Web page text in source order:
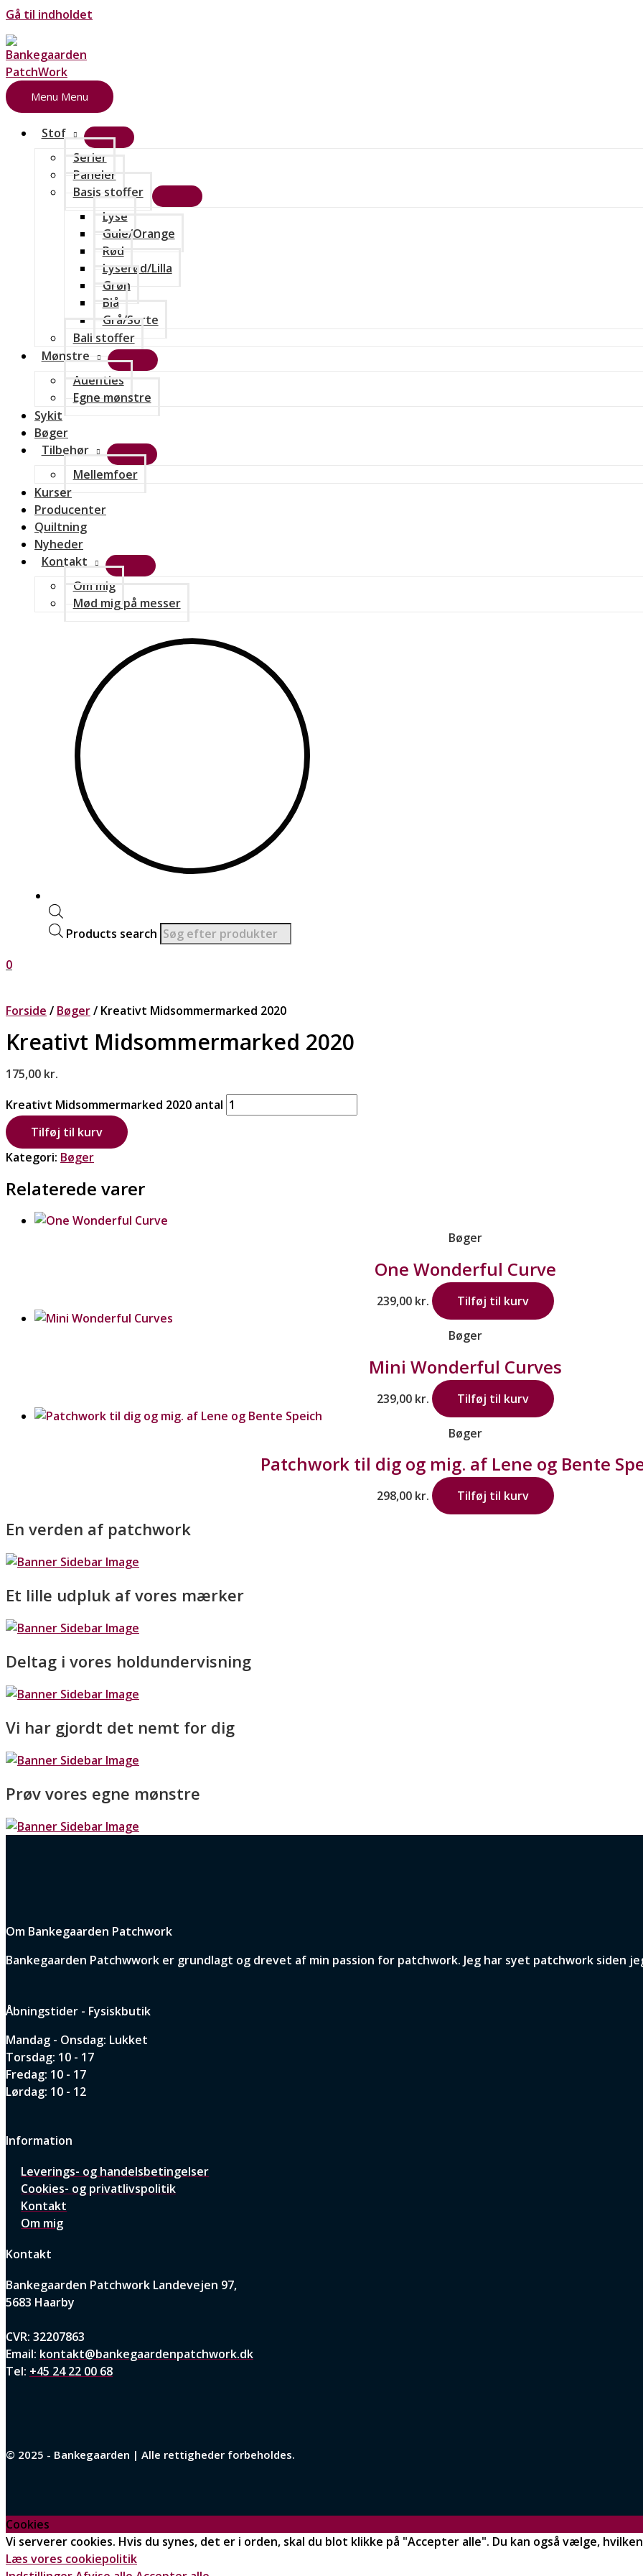
Gå til indholdet
Menu Menu
Stof
Serier
Paneler
Basis stoffer
Lyse
Gule/Orange
Rød
Lyserød/Lilla
Grøn
Blå
Grå/Sorte
Bali stoffer
Mønstre
Auenties
Egne mønstre
Sykit
Bøger
Tilbehør
Mellemfoer
Kurser
Producenter
Quiltning
Nyheder
Kontakt
Om mig
Mød mig på messer
Products search
0
Forside / Bøger/ Kreativt Midsommermarked 2020
Kreativt Midsommermarked 2020
175,00 kr.
Kreativt Midsommermarked 2020 antal
Tilføj til kurv
Kategori: Bøger
Relaterede varer
Bøger
One Wonderful Curve
239,00 kr. Tilføj til kurv
Bøger
Mini Wonderful Curves
239,00 kr. Tilføj til kurv
Bøger
Patchwork til dig og mig. af Lene og Bente
298,00 kr. Tilføj til kurv
En verden af patchwork
Et lille udpluk af vores mærker
Deltag i vores holdundervisning
Vi har gjordt det nemt for dig
Prøv vores egne mønstre
Om Bankegaarden Patchwork
Bankegaarden Patchwwork er grundlagt og drevet af min passion for patchwork. Jeg har syet patchwork siden
Åbningstider - Fysiskbutik
Mandag - Onsdag: Lukket
Torsdag: 10 - 17
Fredag: 10 - 17
Lørdag: 10 - 12
Information
Leverings- og handelsbetingelser
Cookies- og privatlivspolitik
Kontakt
Om mig
Kontakt
Bankegaarden Patchwork Landevejen 97,
5683 Haarby
CVR: 32207863
Email: kontakt@bankegaardenpatchwork.dk
Tel: +45 24 22 00 68
© 2025 - Bankegaarden | Alle rettigheder forbeholdes.
Cookies
Vi serverer cookies. Hvis du synes, det er i orden, skal du blot klikke på "Accepter alle". Du kan også vælge,
Læs vores cookiepolitik